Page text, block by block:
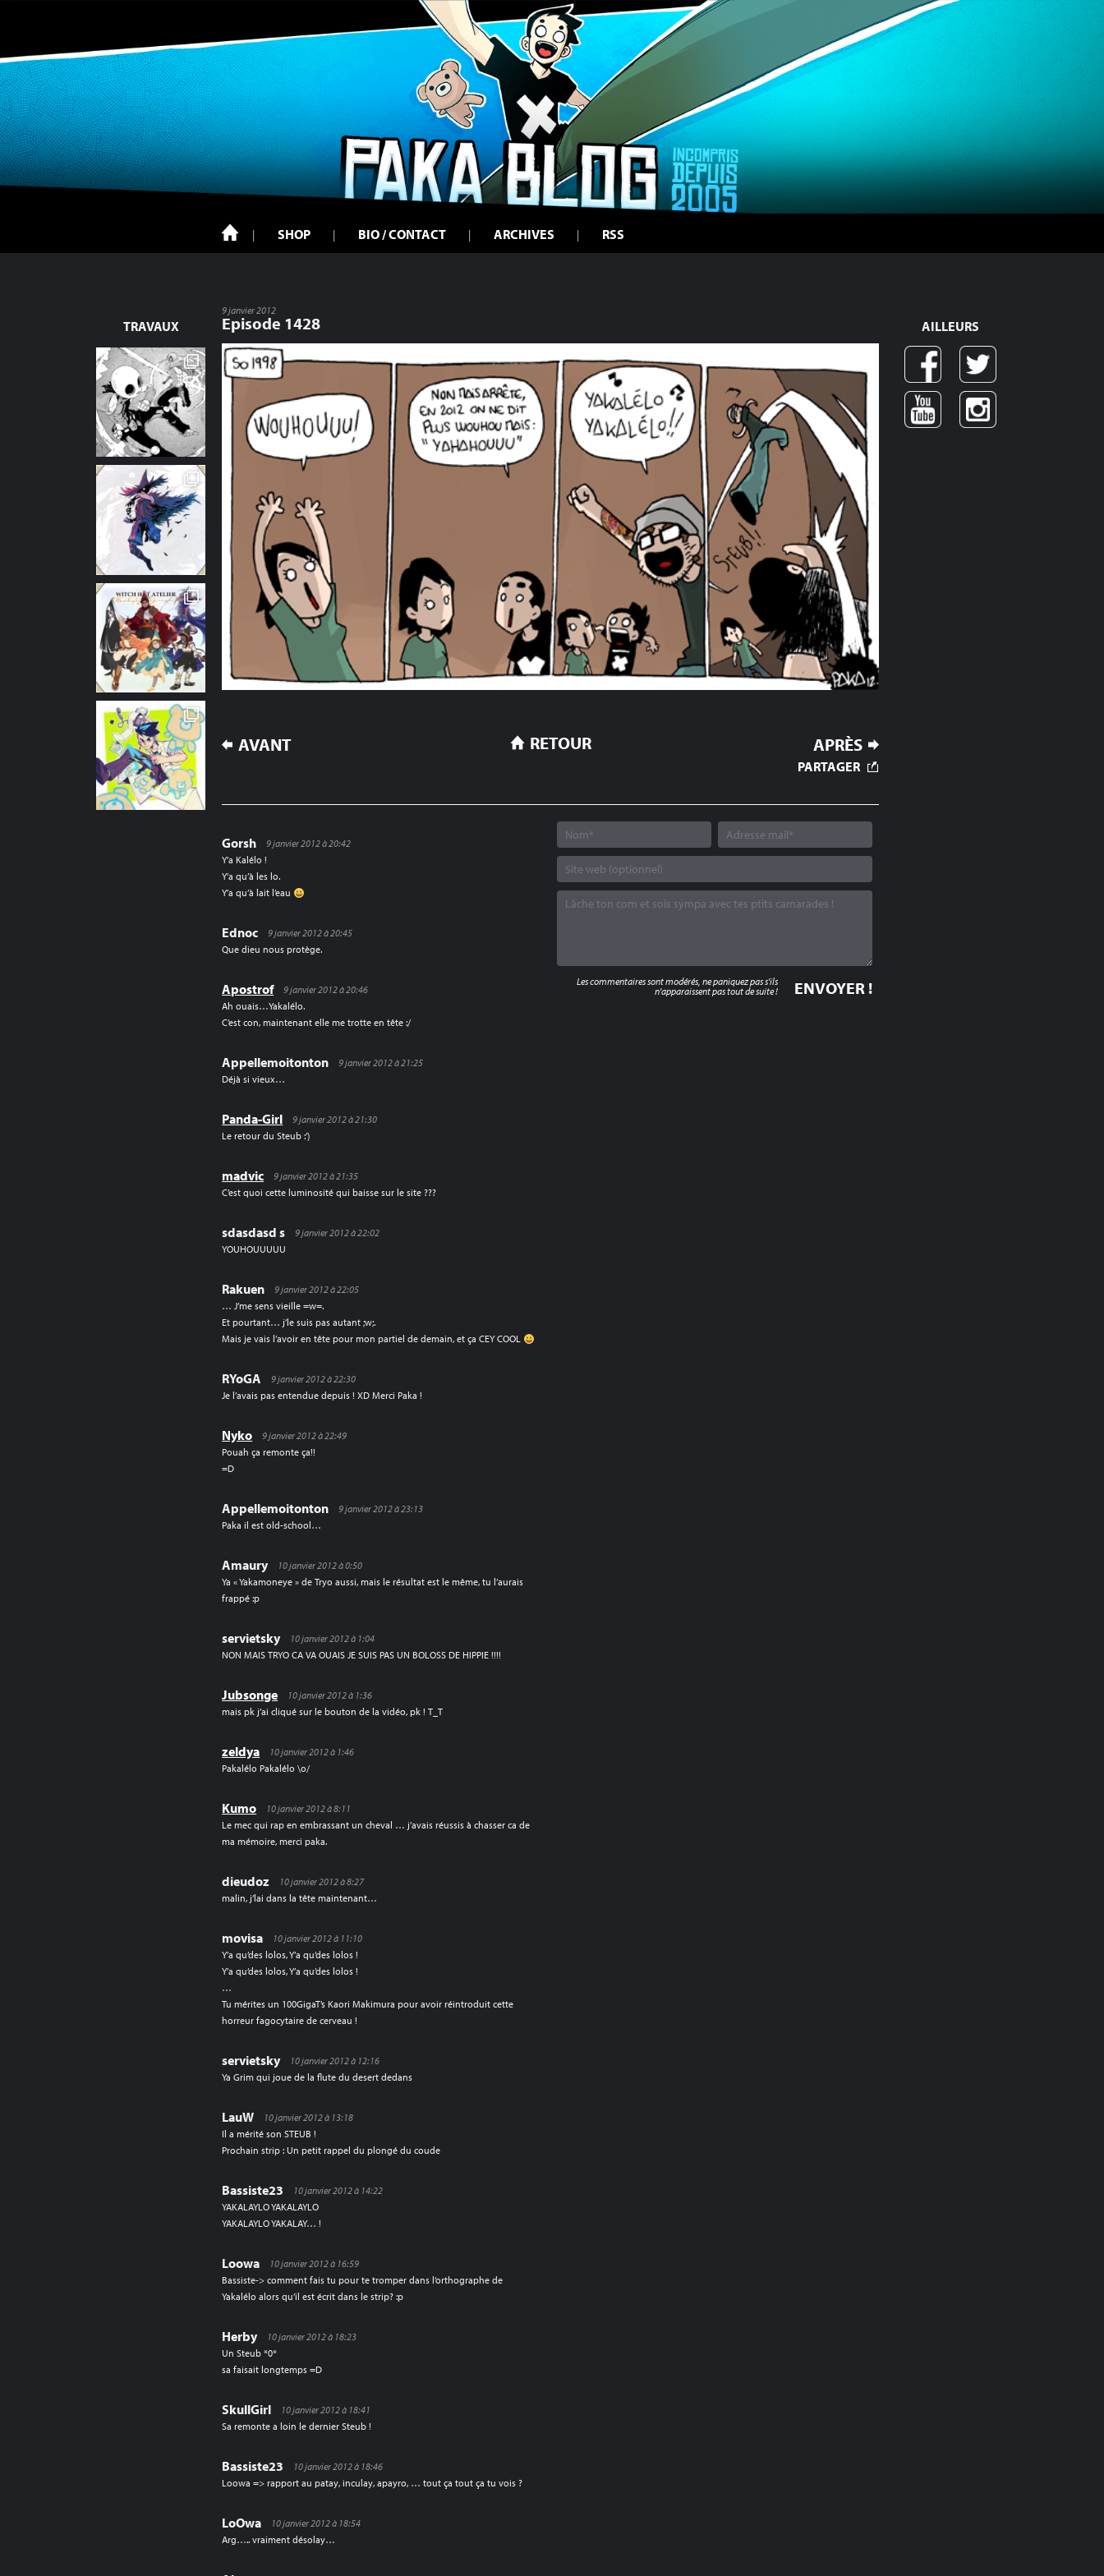
SHOP BIO / CONTACT ARCHIVES RSS
TRAVAUX
9 janvier 2012
Episode 1428
NAVIGATION
AVANT APRÈS
RETOUR
PARTAGER
Gorsh
9 janvier 2012 à 20:42
Y’a Kalélo !
Y’a qu’à les lo.
Y’a qu’à lait l’eau
Ednoc
9 janvier 2012 à 20:45
Que dieu nous protège.
Apostrof
9 janvier 2012 à 20:46
Ah ouais…Yakalélo.
C’est con, maintenant elle me trotte en tête :/
Appellemoitonton
9 janvier 2012 à 21:25
Déjà si vieux…
Panda-Girl
9 janvier 2012 à 21:30
Le retour du Steub :’)
madvic
9 janvier 2012 à 21:35
C’est quoi cette luminosité qui baisse sur le site ???
sdasdasd s
9 janvier 2012 à 22:02
YOUHOUUUUU
Rakuen
9 janvier 2012 à 22:05
… J’me sens vieille =w=.
Et pourtant… j’le suis pas autant ;w;.
Mais je vais l’avoir en tête pour mon partiel de demain, et ça CEY COOL
RYoGA
9 janvier 2012 à 22:30
Je l’avais pas entendue depuis ! XD Merci Paka !
Nyko
9 janvier 2012 à 22:49
Pouah ça remonte ça!!
=D
Appellemoitonton
9 janvier 2012 à 23:13
Paka il est old-school…
Amaury
10 janvier 2012 à 0:50
Ya « Yakamoneye » de Tryo aussi, mais le résultat est le même, tu l’aurais
frappé :p
servietsky
10 janvier 2012 à 1:04
NON MAIS TRYO CA VA OUAIS JE SUIS PAS UN BOLOSS DE HIPPIE !!!!
Jubsonge
10 janvier 2012 à 1:36
mais pk j’ai cliqué sur le bouton de la vidéo, pk ! T_T
zeldya
10 janvier 2012 à 1:46
Pakalélo Pakalélo \o/
Kumo
10 janvier 2012 à 8:11
Le mec qui rap en embrassant un cheval … j’avais réussis à chasser ca de
ma mémoire, merci paka.
dieudoz
10 janvier 2012 à 8:27
malin, j’lai dans la tête maintenant…
movisa
10 janvier 2012 à 11:10
Y’a qu’des lolos, Y’a qu’des lolos !
Y’a qu’des lolos, Y’a qu’des lolos !
…
Tu mérites un 100GigaT’s Kaori Makimura pour avoir réintroduit cette
horreur fagocytaire de cerveau !
servietsky
10 janvier 2012 à 12:16
Ya Grim qui joue de la flute du desert dedans
LauW
10 janvier 2012 à 13:18
Il a mérité son STEUB !
Prochain strip : Un petit rappel du plongé du coude
Bassiste23
10 janvier 2012 à 14:22
YAKALAYLO YAKALAYLO
YAKALAYLO YAKALAY… !
Loowa
10 janvier 2012 à 16:59
Bassiste-> comment fais tu pour te tromper dans l’orthographe de
Yakalélo alors qu’il est écrit dans le strip? :p
Herby
10 janvier 2012 à 18:23
Un Steub *0*
sa faisait longtemps =D
SkullGirl
10 janvier 2012 à 18:41
Sa remonte a loin le dernier Steub !
Bassiste23
10 janvier 2012 à 18:46
Loowa => rapport au patay, inculay, apayro, … tout ça tout ça tu vois ?
LoOwa
10 janvier 2012 à 18:54
Arg….. vraiment désolay…
Les commentaires sont modérés, ne paniquez pas s'ils
n'apparaissent pas tout de suite !
AILLEURS